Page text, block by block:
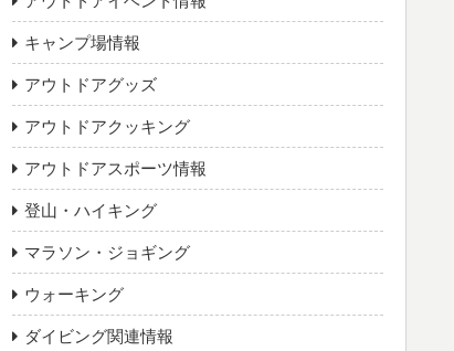
キャンプ場情報
アウトドアグッズ
アウトドアクッキング
アウトドアスポーツ情報
登山・ハイキング
マラソン・ジョギング
ウォーキング
ダイビング関連情報